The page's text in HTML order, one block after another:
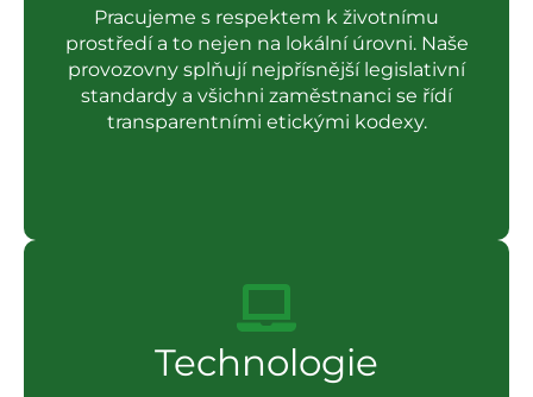
Pracujeme s respektem k životnímu
prostředí a to nejen na lokální úrovni. Naše
provozovny splňují nejpřísnější legislativní
standardy a všichni zaměstnanci se řídí
transparentními etickými kodexy.
Technologie